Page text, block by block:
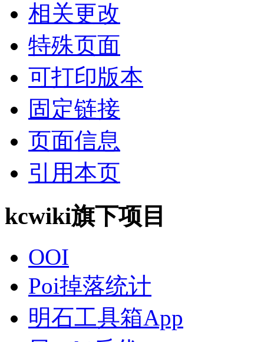
相关更改
特殊页面
可打印版本
固定链接
页面信息
引用本页
kcwiki旗下项目
OOI
Poi掉落统计
明石工具箱App